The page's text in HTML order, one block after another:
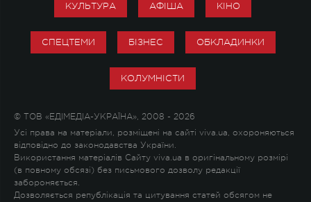
КУЛЬТУРА АФІША КІНО
СПЕЦТЕМИ БІЗНЕС ОБКЛАДИНКИ
КОЛУМНІСТИ
© ТОВ «ЕДІМЕДІА-УКРАЇНА», 2008 - 2026
Усі права на матеріали, розміщені на сайті viva.ua, охороняються
відповідно до законодавства України.
Використання матеріалів Сайту viva.ua в оригінальному розмірі
(в повному обсязі) без письмового дозволу редакції
забороняється.
Дозволяється републікація та цитування статей обсягом не